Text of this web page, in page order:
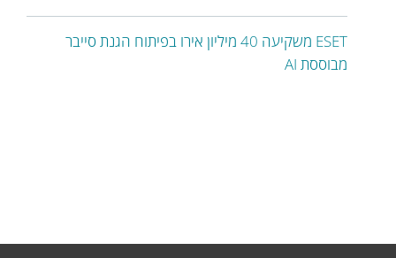
ESET משקיעה 40 מיליון אירו בפיתוח הגנת סייבר
מבוססת AI